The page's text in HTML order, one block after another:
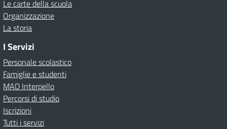
Le carte della scuola
Organizzazione
La storia
I Servizi
Personale scolastico
Famiglie e studenti
MAD Interpello
Percorsi di studio
Iscrizioni
Tutti i servizi